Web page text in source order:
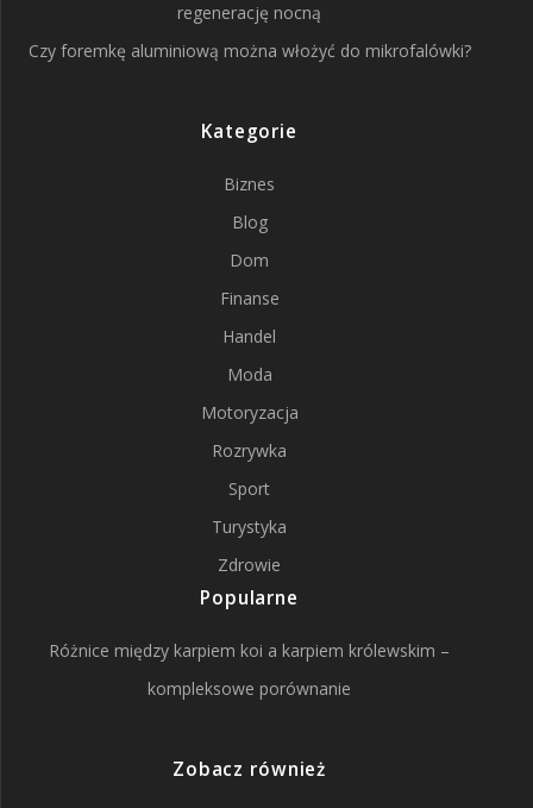
regenerację nocną
Czy foremkę aluminiową można włożyć do mikrofalówki?
Kategorie
Biznes
Blog
Dom
Finanse
Handel
Moda
Motoryzacja
Rozrywka
Sport
Turystyka
Zdrowie
Popularne
Różnice między karpiem koi a karpiem królewskim –
kompleksowe porównanie
Zobacz również